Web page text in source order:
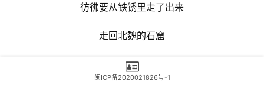
彷彿要从铁锈里走了出来
走回北魏的石窟
走回隋朝的讲堂
闽ICP备2020021826号-1